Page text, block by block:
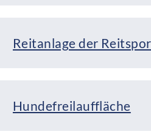
Reitanlage der
Hundefreilauffläche